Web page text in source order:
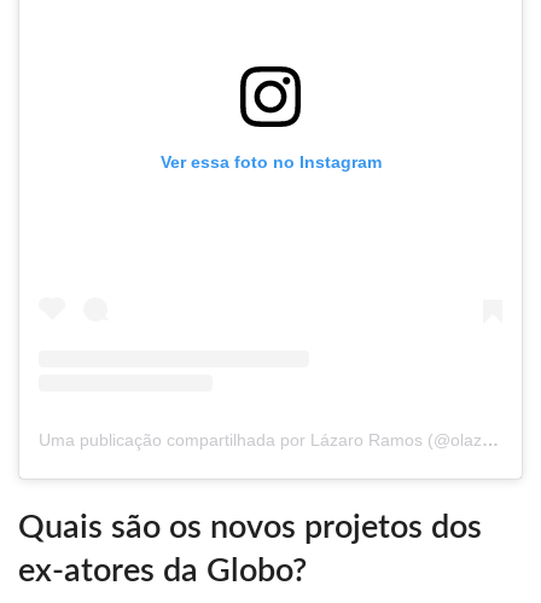
Ver essa foto no Instagram
Uma publicação compartilhada por Lázaro Ramos (@olazaroramos)
Quais são os novos projetos dos
ex-atores da Globo?